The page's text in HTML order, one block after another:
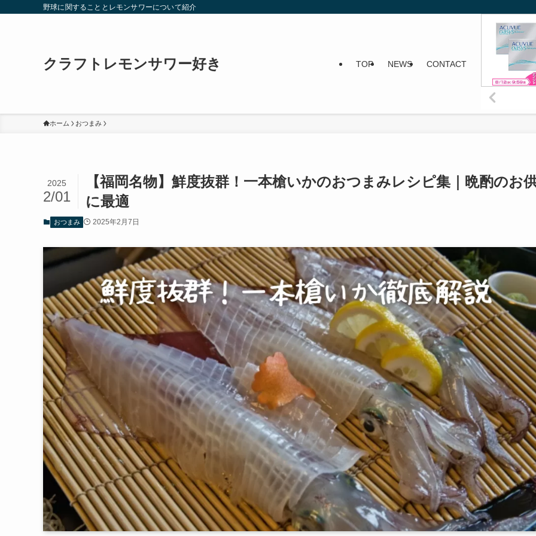
野球に関することとレモンサワーについて紹介
クラフトレモンサワー好き TOP NEWS CONTACT
ホーム おつまみ
【福岡名物】鮮度抜群！一本槍いかのおつまみレシピ集｜晩酌のお
に最適
2025
2/01
おつまみ 2025年2月7日